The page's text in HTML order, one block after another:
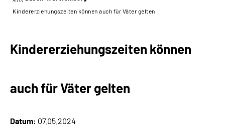
Beratung und Kontakt
Karriere
Kindererziehungszeiten können auch für Väter gelten
Kindererziehungszeiten können
auch für Väter gelten
Datum: 07.05.2024